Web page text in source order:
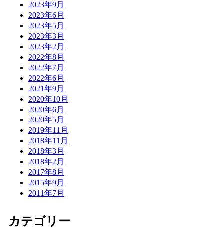
2023年9月
2023年6月
2023年5月
2023年3月
2023年2月
2022年8月
2022年7月
2022年6月
2021年9月
2020年10月
2020年6月
2020年5月
2019年11月
2018年11月
2018年3月
2018年2月
2017年8月
2015年9月
2011年7月
カテゴリー